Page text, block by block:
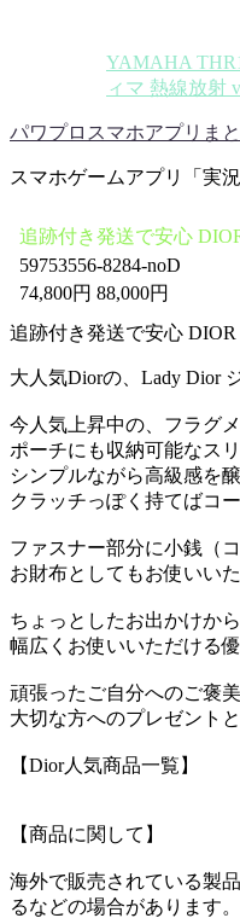
YAMAHA
ィマ 熱線放射
パワプロスマホアプリま
スマホゲームアプリ「実
追跡付き発送で安心
59753556-8284-noD
74,800円 88,000円
追跡付き発送で安心 DIOR
大人気Diorの、Lady Dior
今人気上昇中の、フラグ
ポーチにも収納可能なスリ
シンプルながら高級感を醸
クラッチっぽく持てばコ
ファスナー部分に小銭（
お財布としてもお使いいた
ちょっとしたお出かけか
幅広くお使いいただける
頑張ったご自分へのご褒
大切な方へのプレゼント
【Dior人気商品一覧】
【商品に関して】
海外で販売されている製
るなどの場合があります